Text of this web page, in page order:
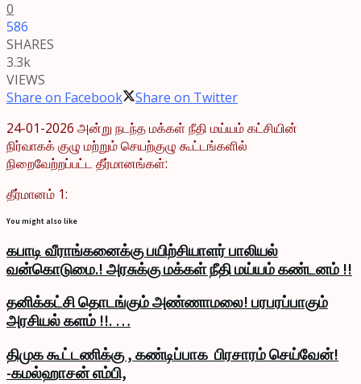
0
586
SHARES
3.3k
VIEWS
Share on Facebook
Share on Twitter
24-01-2026 அன்று நடந்த மக்கள் நீதி மய்யம் கட்சியின்
நிர்வாகக் குழு மற்றும் செயற்குழு கூட்டங்களில்
நிறைவேற்றப்பட்ட தீர்மானங்கள்:
தீர்மானம் 1:
You might also like
கபாடி வீராங்கனைக்கு பயிற்சியாளர் பாலியல்
வன்கொடுமை.! அரசுக்கு மக்கள் நீதி மய்யம் கண்டனம் !!
தனிக்கட்சி தொடங்கும் அண்ணாமலை! பரபரப்பாகும்
அரசியல் களம் !!. …
திமுக கூட்டணிக்கு , கண்டிப்பாக பிரசாரம் செய்வேன்!
-கமல்ஹாசன் எம்பி,